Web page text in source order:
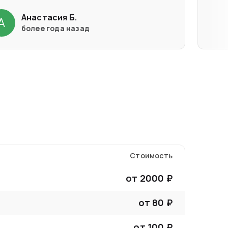
Анастасия Б.
более года назад
Стоимость
от 2000 ₽
от 80 ₽